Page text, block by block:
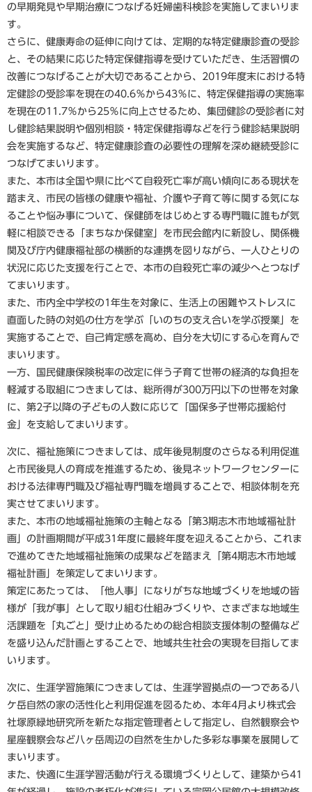
の早期発見や早期治療につなげる妊婦歯科検診を実施してまいりま
す。
さらに、健康寿命の延伸に向けては、定期的な特定健康診査の受診
と、その結果に応じた特定保健指導を受けていただき、生活習慣の
改善につなげることが大切であることから、2019年度末における特
定健診の受診率を現在の40.6％から43％に、特定保健指導の実施率
を現在の11.7％から25％に向上させるため、集団健診の受診者に対
し健診結果説明や個別相談・特定保健指導などを行う健診結果説明
会を実施するなど、特定健康診査の必要性の理解を深め継続受診に
つなげてまいります。
また、本市は全国や県に比べて自殺死亡率が高い傾向にある現状を
踏まえ、市民の皆様の健康や福祉、介護や子育て等に関する気にな
ることや悩み事について、保健師をはじめとする専門職に誰もが気
軽に相談できる「まちなか保健室」を市民会館内に新設し、関係機
関及び庁内健康福祉部の横断的な連携を図りながら、一人ひとりの
状況に応じた支援を行ことで、本市の自殺死亡率の減少へとつなげ
てまいります。
また、市内全中学校の1年生を対象に、生活上の困難やストレスに
直面した時の対処の仕方を学ぶ「いのちの支え合いを学ぶ授業」を
実施することで、自己肯定感を高め、自分を大切にする心を育んで
まいります。
一方、国民健康保険税率の改定に伴う子育て世帯の経済的な負担を
軽減する取組につきましては、総所得が300万円以下の世帯を対象
に、第2子以降の子どもの人数に応じて「国保多子世帯応援給付
金」を支給してまいります。
次に、福祉施策につきましては、成年後見制度のさらなる利用促進
と市民後見人の育成を推進するため、後見ネットワークセンターに
おける法律専門職及び福祉専門職を増員することで、相談体制を充
実させてまいります。
また、本市の地域福祉施策の主軸となる「第3期志木市地域福祉計
画」の計画期間が平成31年度に最終年度を迎えることから、これま
で進めてきた地域福祉施策の成果などを踏まえ「第4期志木市地域
福祉計画」を策定してまいります。
策定にあたっては、「他人事」になりがちな地域づくりを地域の皆
様が「我が事」として取り組む仕組みづくりや、さまざまな地域生
活課題を「丸ごと」受け止めるための総合相談支援体制の整備など
を盛り込んだ計画とすることで、地域共生社会の実現を目指してま
いります。
次に、生涯学習施策につきましては、生涯学習拠点の一つである八
ケ岳自然の家の活性化と利用促進を図るため、本年4月より株式会
社塚原緑地研究所を新たな指定管理者として指定し、自然観察会や
星座観察会など八ヶ岳周辺の自然を生かした多彩な事業を展開して
まいります。
また、快適に生涯学習活動が行える環境づくりとして、建築から41